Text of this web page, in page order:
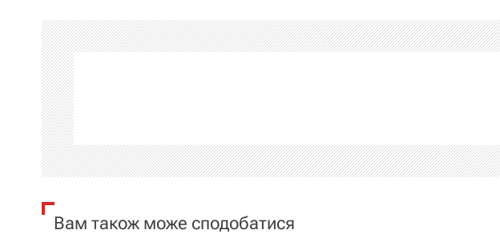
і
г
а
ц
і
я
Вам також може сподобатися